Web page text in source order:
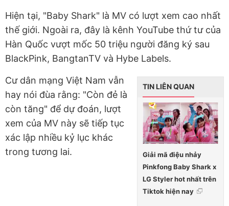
Hiện tại, "Baby Shark" là MV có lượt xem cao nhất
thế giới. Ngoài ra, đây là kênh YouTube thứ tư của
Hàn Quốc vượt mốc 50 triệu người đăng ký sau
BlackPink, BangtanTV và Hybe Labels.
TIN LIÊN QUAN
Giải mã điệu nhảy
Pinkfong Baby Shark x
LG Styler hot nhất trên
Tiktok hiện nay
Cư dân mạng Việt Nam vẫn
hay nói đùa rằng: "Còn đẻ là
còn tăng" để dự đoán, lượt
xem của MV này sẽ tiếp tục
xác lập nhiều kỷ lục khác
trong tương lai.